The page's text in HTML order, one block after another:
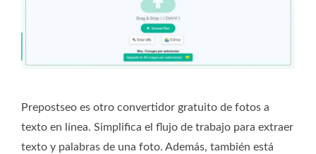
Prepostseo es otro convertidor gratuito de fotos a
texto en línea. Simplifica el flujo de trabajo para extraer
texto y palabras de una foto. Además, también está